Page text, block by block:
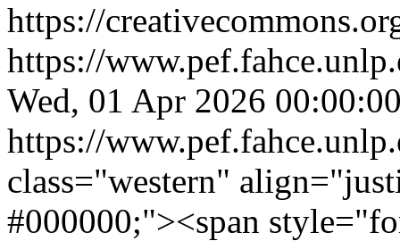
https://
https://
Wed, 01 Apr 2026
https://
class="western"
#000000;"><span